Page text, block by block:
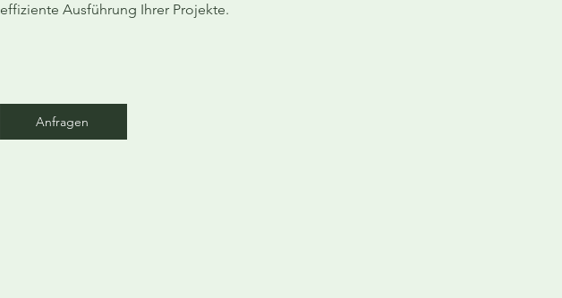
effiziente Ausführung Ihrer Projekte.
Anfragen